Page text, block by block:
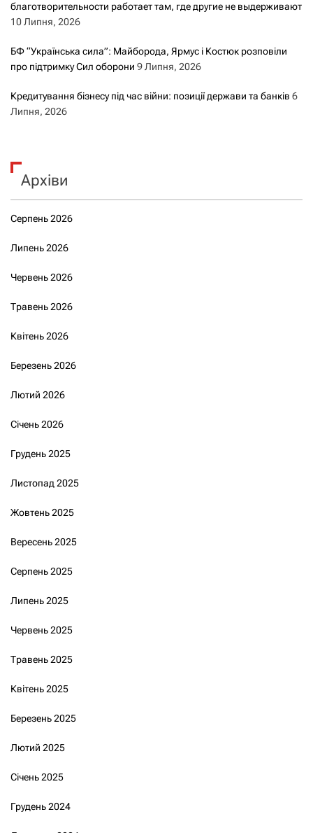
благотворительности работает там, где другие не выдерживают
10 Липня, 2026
БФ “Українська сила”: Майборода, Ярмус і Костюк розповіли
про підтримку Сил оборони 9 Липня, 2026
Кредитування бізнесу під час війни: позиції держави та банків 6
Липня, 2026
Архіви
Серпень 2026
Липень 2026
Червень 2026
Травень 2026
Квітень 2026
Березень 2026
Лютий 2026
Січень 2026
Грудень 2025
Листопад 2025
Жовтень 2025
Вересень 2025
Серпень 2025
Липень 2025
Червень 2025
Травень 2025
Квітень 2025
Березень 2025
Лютий 2025
Січень 2025
Грудень 2024